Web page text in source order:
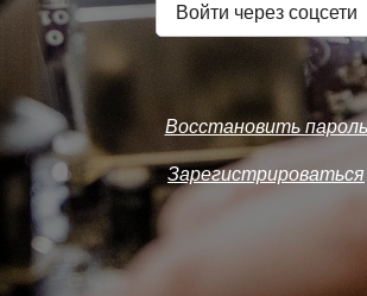
Войти через соцсети
Восстановить пароль
Зарегистрироваться